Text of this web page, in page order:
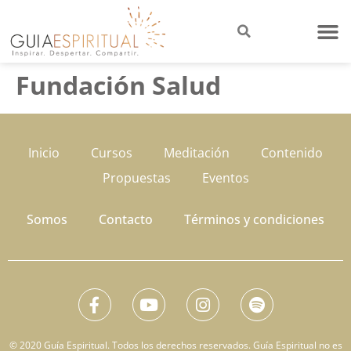
Fundación Salud
Inicio Cursos Meditación
Contenido
Propuestas
Eventos
Somos Contacto Términos y condiciones
© 2020 Guía Espiritual. Todos los derechos reservados. Guía Espiritual no es